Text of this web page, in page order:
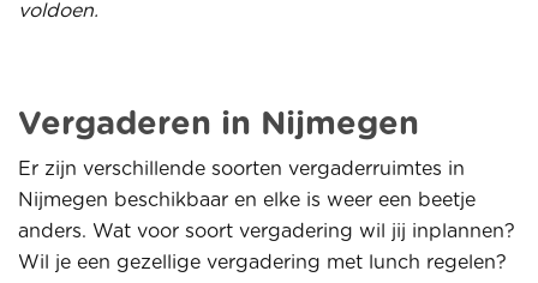
voldoen.
Vergaderen in Nijmegen
Er zijn verschillende soorten vergaderruimtes in
Nijmegen beschikbaar en elke is weer een beetje
anders. Wat voor soort vergadering wil jij inplannen?
Wil je een gezellige vergadering met lunch regelen?